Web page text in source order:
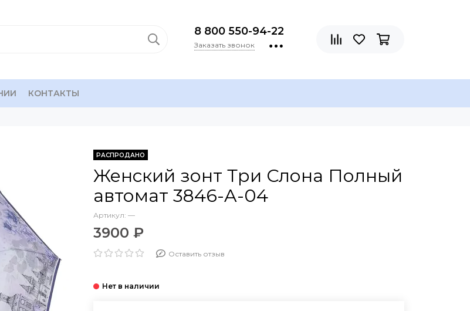
8 800 550-94-22
Заказать звонок
КОНТАКТЫ
РАСПРОДАНО
Женский зонт Три Слона Полный
автомат 3846-A-04
Артикул: —
3900 ₽
Оставить отзыв